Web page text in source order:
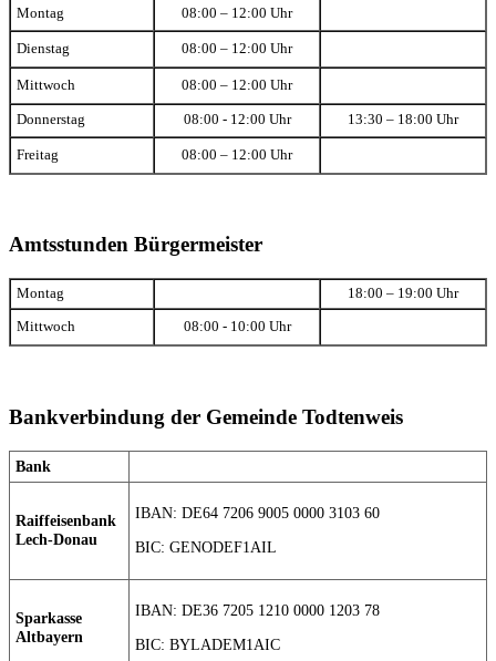
Montag 08:00 – 12:00 Uhr
Dienstag 08:00 – 12:00 Uhr
Mittwoch 08:00 – 12:00 Uhr
Donnerstag 08:00 - 12:00 Uhr 13:30 – 18:00 Uhr
Freitag 08:00 – 12:00 Uhr
Amtsstunden Bürgermeister
Montag 18:00 – 19:00 Uhr
Mittwoch 08:00 - 10:00 Uhr
Bankverbindung der Gemeinde Todtenweis
Bank
Raiffeisenbank
Lech-Donau
IBAN: DE64 7206 9005 0000 3103 60
BIC: GENODEF1AIL
Sparkasse
Altbayern
IBAN: DE36 7205 1210 0000 1203 78
BIC: BYLADEM1AIC